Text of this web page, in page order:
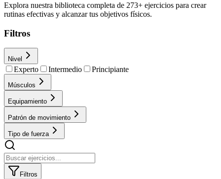
Explora nuestra biblioteca completa de 273+ ejercicios para crear
rutinas efectivas y alcanzar tus objetivos físicos.
Filtros
Nivel
Experto Intermedio Principiante
Músculos
Equipamiento
Patrón de movimiento
Tipo de fuerza
Filtros